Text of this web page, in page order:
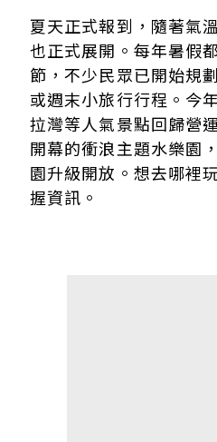
迎接暑假人潮 六福、馬拉
暑假新亮點 嘉義全新衝浪
市區也能玩水 高雄、台北
夏天正式報到，隨著氣
也正式展開。每年暑假
節，不少民眾已開始規
或週末小旅行行程。今
拉灣等人氣景點回歸營
開幕的衝浪主題水樂園
園升級開放。想去哪裡
握資訊。